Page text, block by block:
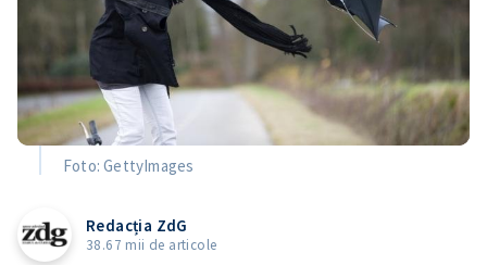
Foto: GettyImages
Redacția ZdG
38.67 mii de articole